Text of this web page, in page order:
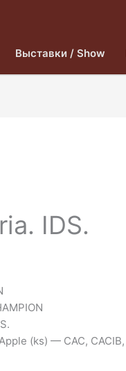
Выставки / Show
IDS.
(ks) — CAC,